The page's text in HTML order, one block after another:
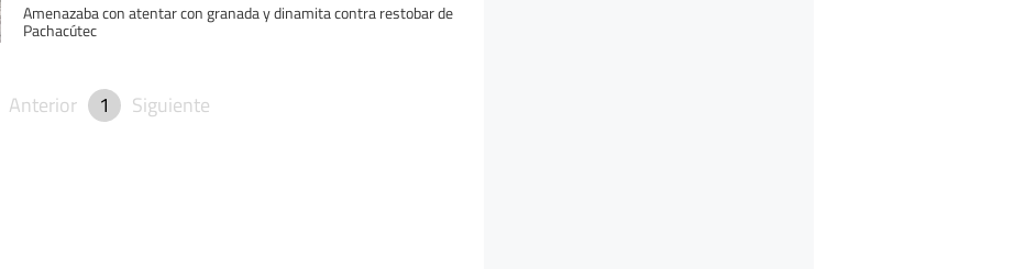
Amenazaba con atentar con granada y dinamita contra restobar de
Pachacútec
Anterior 1 Siguiente